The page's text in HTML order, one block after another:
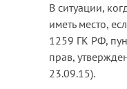
В ситуации,
иметь место,
1259 ГК РФ,
прав,
23.09.15).